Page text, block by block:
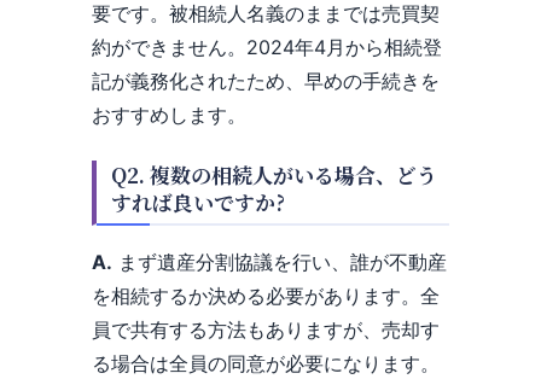
要です。被相続人名義のままでは売買契
約ができません。2024年4月から相続登
記が義務化されたため、早めの手続きを
おすすめします。
Q2. 複数の相続人がいる場合、どう
すれば良いですか?
A. まず遺産分割協議を行い、誰が不動産
を相続するか決める必要があります。全
員で共有する方法もありますが、売却す
る場合は全員の同意が必要になります。